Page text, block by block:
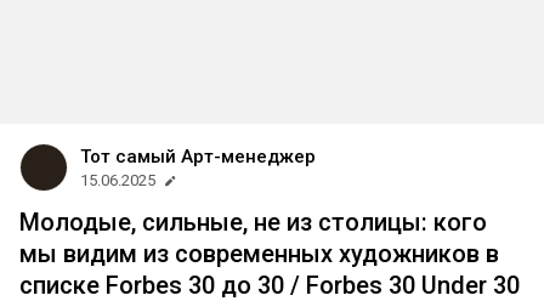
Тот самый Арт-менеджер
15.06.2025
Молодые, сильные, не из столицы: кого
мы видим из современных художников в
списке Forbes 30 до 30 / Forbes 30 Under 30